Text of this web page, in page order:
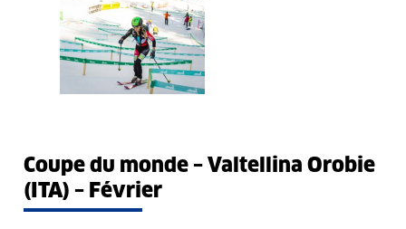
Coupe du monde – Valtellina Orobie
(ITA) – Février